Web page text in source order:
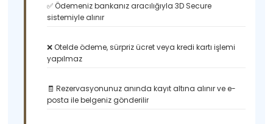
✅ Ödemeniz bankanız aracılığıyla 3D Secure
sistemiyle alınır
❌ Otelde ödeme, sürpriz ücret veya kredi kartı işlemi
yapılmaz
🧾 Rezervasyonunuz anında kayıt altına alınır ve e-
posta ile belgeniz gönderilir